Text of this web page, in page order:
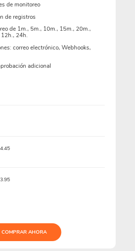
de monitoreo
de registros
de 1m., 5m., 10m., 15m., 20m.,
24h.
correo electrónico, Webhooks,
adicional
COMPRAR AHORA